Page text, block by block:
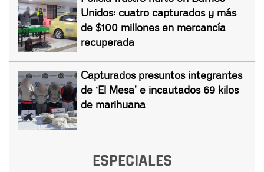
Unidos: cuatro capturados y más
de $100 millones en mercancía
recuperada
Capturados presuntos integrantes
de ‘El Mesa’ e incautados 69 kilos
de marihuana
ESPECIALES